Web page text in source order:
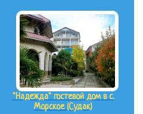
"Надежда" гостевой дом в с.
Морское (Судак)